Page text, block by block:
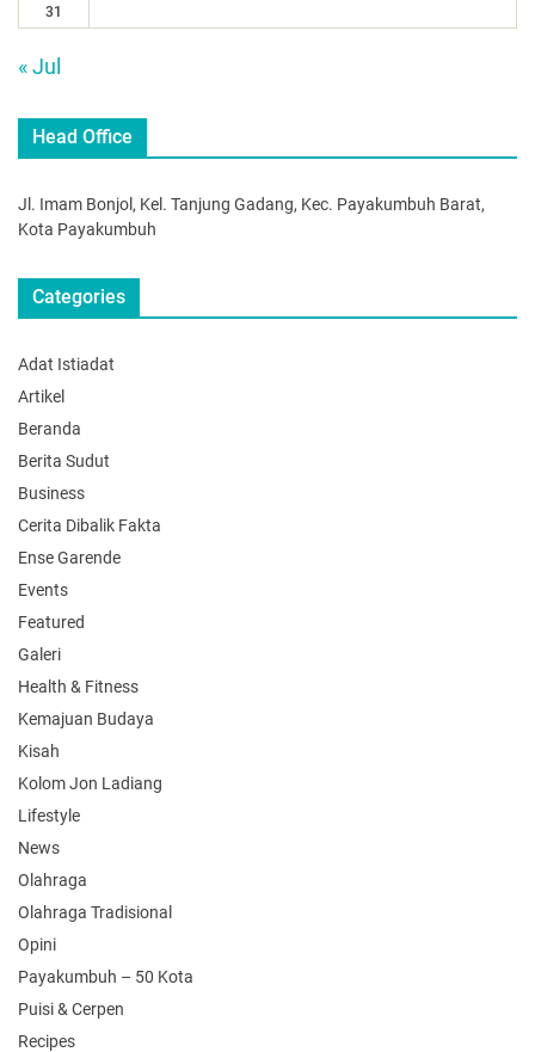
31
« Jul
Head Office
Jl. Imam Bonjol, Kel. Tanjung Gadang, Kec. Payakumbuh Barat,
Kota Payakumbuh
Categories
Adat Istiadat
Artikel
Beranda
Berita Sudut
Business
Cerita Dibalik Fakta
Ense Garende
Events
Featured
Galeri
Health & Fitness
Kemajuan Budaya
Kisah
Kolom Jon Ladiang
Lifestyle
News
Olahraga
Olahraga Tradisional
Opini
Payakumbuh – 50 Kota
Puisi & Cerpen
Recipes